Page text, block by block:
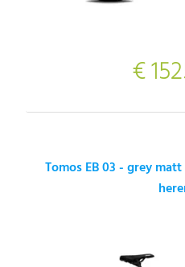
€
Tomos EB 03 - grey